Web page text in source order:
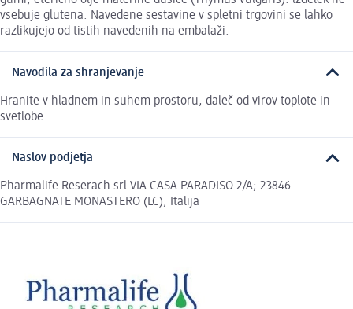
vsebuje glutena. Navedene sestavine v spletni trgovini se lahko
razlikujejo od tistih navedenih na embalaži.
Navodila za shranjevanje
Hranite v hladnem in suhem prostoru, daleč od virov toplote in
svetlobe.
Naslov podjetja
Pharmalife Reserach srl VIA CASA PARADISO 2/A; 23846
GARBAGNATE MONASTERO (LC); Italija